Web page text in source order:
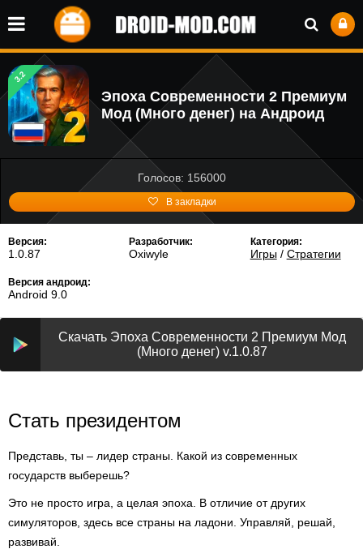
3.2
Эпоха Современности 2 Премиум
Мод (Много денег) на Андроид
Голосов: 156000
В закладки
Версия:
1.0.87
Разработчик:
Oxiwyle
Категория:
Игры/ Стратегии
Версия андроид:
Android 9.0
Скачать Эпоха Современности 2 Премиум Мод
(Много денег) v.1.0.87
Стать президентом
Представь, ты – лидер страны. Какой из современных
государств выберешь?
Это не просто игра, а целая эпоха. В отличие от других
симуляторов, здесь все страны на ладони. Управляй, решай,
развивай.